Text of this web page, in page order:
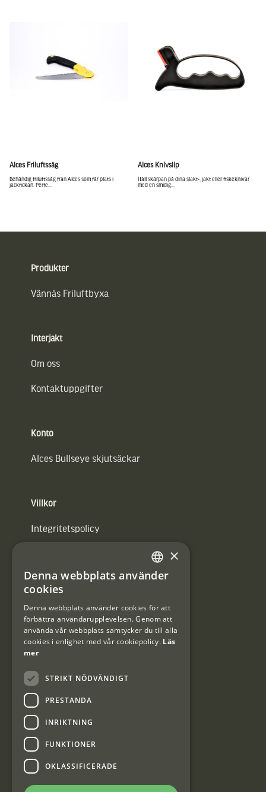
Alces Friluftssåg
Behändig friluftssåg från Alces som får plats i
jackfickan. Perfe...
Alces Knivslip
Håll skärpan på dina slakt-, jakt eller fiskeknivar
med en smidig...
Produkter
Vännäs Friluftbyxa
Interjakt
Om oss
Kontaktuppgifter
Konto
Alces Bullseye skjutsäckar
Villkor
Integritetspolicy
#Interjaktfamily
Kundklubb
Information om kundklubben.
Interjakt Sweden AB, Årjäng
SWEDISH
×
Denna webbplats använder
cookies
Denna webbplats använder cookies för att
förbättra användarupplevelsen. Genom att
använda vår webbplats samtycker du till alla
cookies i enlighet med vår cookiepolicy. Läs
mer
STRIKT NÖDVÄNDIGT
PRESTANDA
INRIKTNING
FUNKTIONER
OKLASSIFICERADE